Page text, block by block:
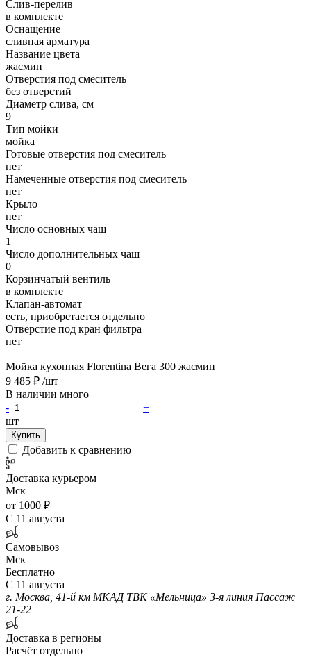
Слив-перелив
в комплекте
Оснащение
сливная арматура
Название цвета
жасмин
Отверстия под смеситель
без отверстий
Диаметр слива, см
9
Тип мойки
мойка
Готовые отверстия под смеситель
нет
Намеченные отверстия под смеситель
нет
Крыло
нет
Число основных чаш
1
Число дополнительных чаш
0
Корзинчатый вентиль
в комплекте
Клапан-автомат
есть, приобретается отдельно
Отверстие под кран фильтра
нет
Мойка кухонная Florentina Вега 300 жасмин
9 485 ₽ /шт
В наличии много
-
+
шт
Купить
Добавить к сравнению
Доставка курьером
Мск
от 1000 ₽
С 11 августа
Самовывоз
Мск
Бесплатно
С 11 августа
г. Москва, 41-й км МКАД ТВК «Мельница» 3-я линия Пассаж
21-22
Доставка в регионы
Расчёт отдельно